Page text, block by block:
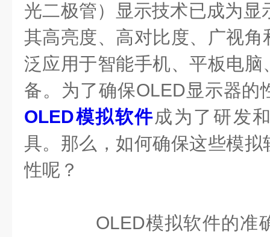
光二极管）显示技术已成为显
其高亮度、高对比度、广视
泛应用于智能手机、平板电
备。为了确保OLED显示器的
OLED模拟软件成为了研发
具。那么，如何确保这些模
性呢？
OLED模拟软件的准